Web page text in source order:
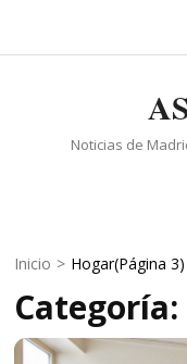
al
Noticias de
Inicio > Hogar(Página 3)